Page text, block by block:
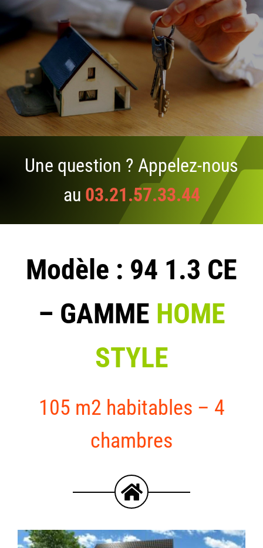
Une question ? Appelez-nous
au 03.21.57.33.44
Modèle : 94 1.3 CE
– GAMME HOME
STYLE
105 m2 habitables – 4
chambres